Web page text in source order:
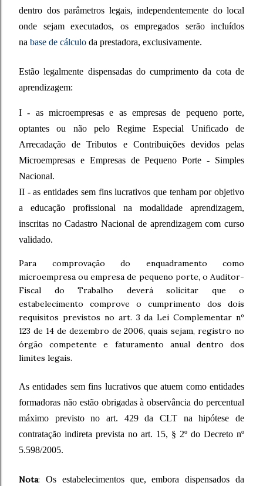
dentro dos parâmetros legais, independentemente do local
onde sejam executados, os empregados serão incluídos
na base de cálculo da prestadora, exclusivamente.
Estão legalmente dispensadas do cumprimento da cota de
aprendizagem:
I - as microempresas e as empresas de pequeno porte,
optantes ou não pelo Regime Especial Unificado de
Arrecadação de Tributos e Contribuições devidos pelas
Microempresas e Empresas de Pequeno Porte - Simples
Nacional.
II - as entidades sem fins lucrativos que tenham por objetivo
a educação profissional na modalidade aprendizagem,
inscritas no Cadastro Nacional de aprendizagem com curso
validado.
Para comprovação do enquadramento como
microempresa ou empresa de pequeno porte, o Auditor-
Fiscal do Trabalho deverá solicitar que o
estabelecimento comprove o cumprimento dos dois
requisitos previstos no art. 3 da Lei Complementar nº
123 de 14 de dezembro de 2006, quais sejam, registro no
órgão competente e faturamento anual dentro dos
limites legais.
As entidades sem fins lucrativos que atuem como entidades
formadoras não estão obrigadas à observância do percentual
máximo previsto no art. 429 da CLT na hipótese de
contratação indireta prevista no art. 15, § 2º do Decreto nº
5.598/2005.
Nota: Os estabelecimentos que, embora dispensados da